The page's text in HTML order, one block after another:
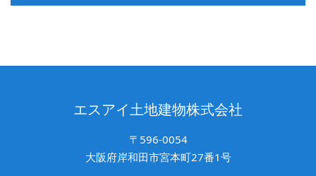
エスアイ土地建物株式会社
〒596-0054
大阪府岸和田市宮本町27番1号